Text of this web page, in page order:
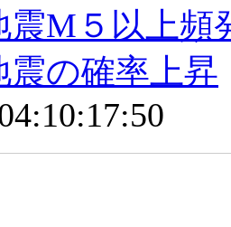
震M５以上
震の確率上昇